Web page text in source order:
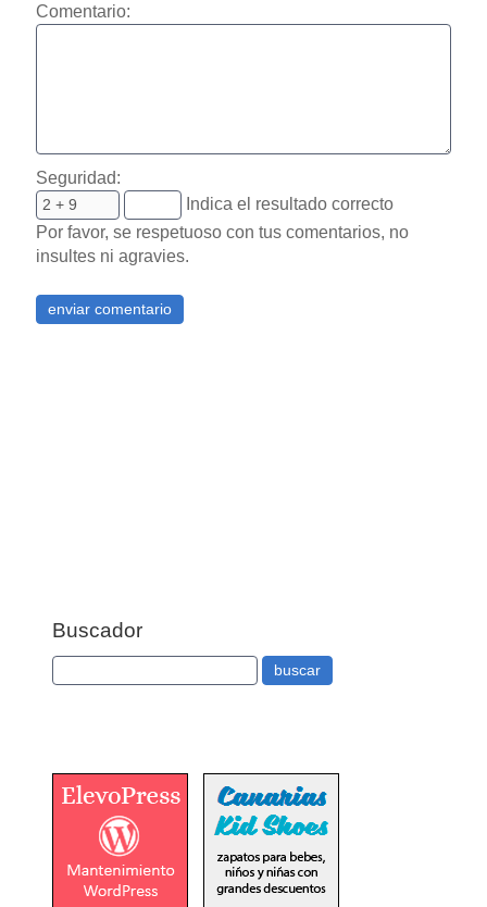
Comentario:
Seguridad:
Indica el resultado correcto
Por favor, se respetuoso con tus comentarios, no
insultes ni agravies.
Buscador